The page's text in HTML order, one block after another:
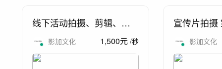
线下活动拍摄、剪辑、开
业、会议、短视频
影加文化 1,500元 /秒
宣传片拍摄
影加文化